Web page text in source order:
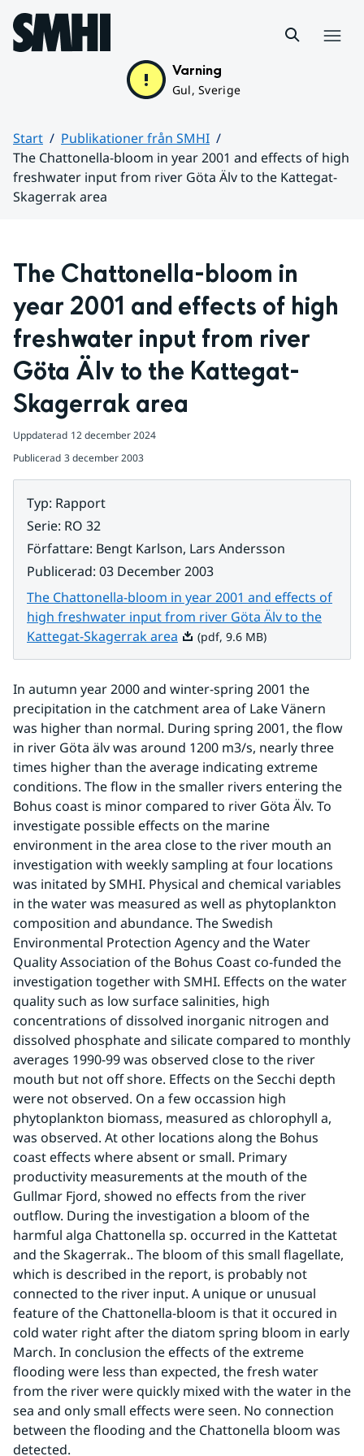
Hoppa till sidans innehåll
Varning
Gul, Sverige
Start
Publikationer från SMHI
The Chattonella-bloom in year 2001 and effects of high
freshwater input from river Göta Älv to the Kattegat-
Skagerrak area
The Chattonella-bloom in
year 2001 and effects of high
freshwater input from river
Göta Älv to the Kattegat-
Skagerrak area
Uppdaterad 12 december 2024
Publicerad 3 december 2003
Typ: Rapport
Serie: RO 32
Författare: Bengt Karlson, Lars Andersson
Publicerad: 03 December 2003
The Chattonella-bloom in year 2001 and effects of
high freshwater input from river Göta Älv to the
Kattegat-Skagerrak area Pdf, 9.6 MB.
(pdf, 9.6 MB)
In autumn year 2000 and winter-spring 2001 the
precipitation in the catchment area of Lake Vänern
was higher than normal. During spring 2001, the flow
in river Göta älv was around 1200 m3/s, nearly three
times higher than the average indicating extreme
conditions. The flow in the smaller rivers entering the
Bohus coast is minor compared to river Göta Älv. To
investigate possible effects on the marine
environment in the area close to the river mouth an
investigation with weekly sampling at four locations
was initated by SMHI. Physical and chemical variables
in the water was measured as well as phytoplankton
composition and abundance. The Swedish
Environmental Protection Agency and the Water
Quality Association of the Bohus Coast co-funded the
investigation together with SMHI. Effects on the water
quality such as low surface salinities, high
concentrations of dissolved inorganic nitrogen and
dissolved phosphate and silicate compared to monthly
averages 1990-99 was observed close to the river
mouth but not off shore. Effects on the Secchi depth
were not observed. On a few occassion high
phytoplankton biomass, measured as chlorophyll a,
was observed. At other locations along the Bohus
coast effects where absent or small. Primary
productivity measurements at the mouth of the
Gullmar Fjord, showed no effects from the river
outflow. During the investigation a bloom of the
harmful alga Chattonella sp. occurred in the Kattetat
and the Skagerrak.. The bloom of this small flagellate,
which is described in the report, is probably not
connected to the river input. A unique or unusual
feature of the Chattonella-bloom is that it occured in
cold water right after the diatom spring bloom in early
March. In conclusion the effects of the extreme
flooding were less than expected, the fresh water
from the river were quickly mixed with the water in the
sea and only small effects were seen. No connection
between the flooding and the Chattonella bloom was
detected.